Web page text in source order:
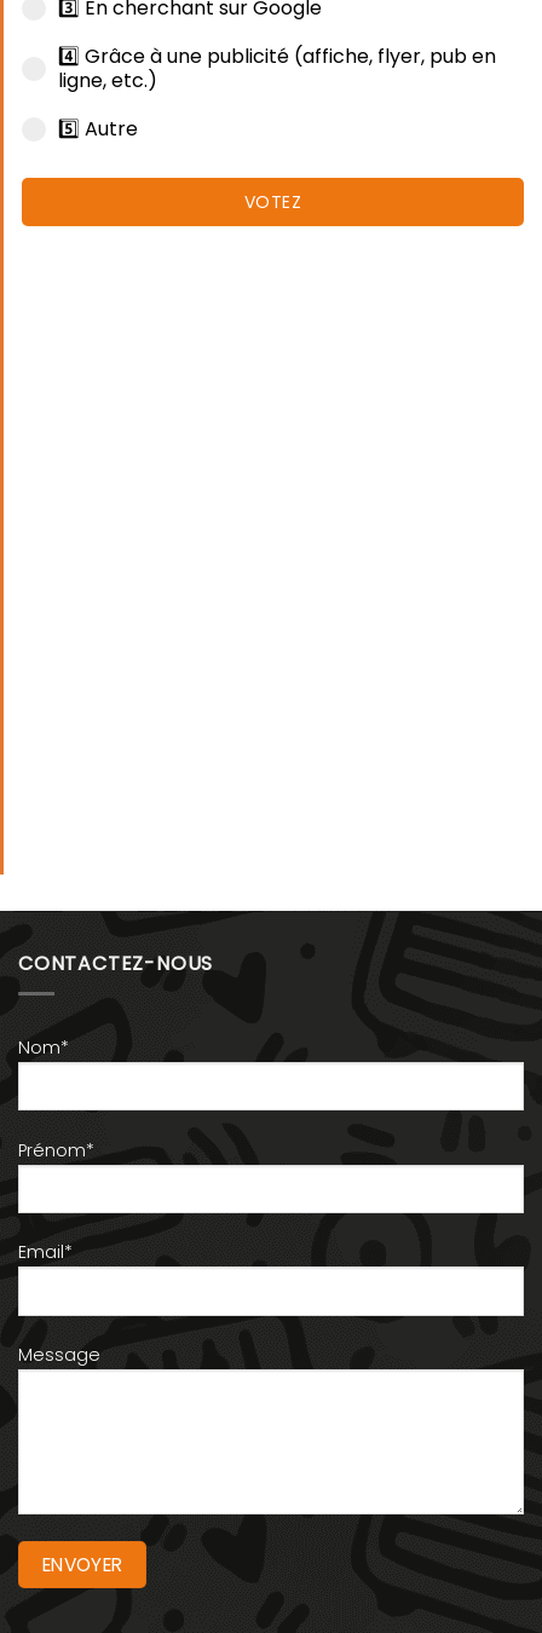
3️⃣ En cherchant sur Google
4️⃣ Grâce à une publicité (affiche, flyer, pub en
ligne, etc.)
5️⃣ Autre
VOTEZ
CONTACTEZ-NOUS
Nom*
Prénom*
Email*
Message